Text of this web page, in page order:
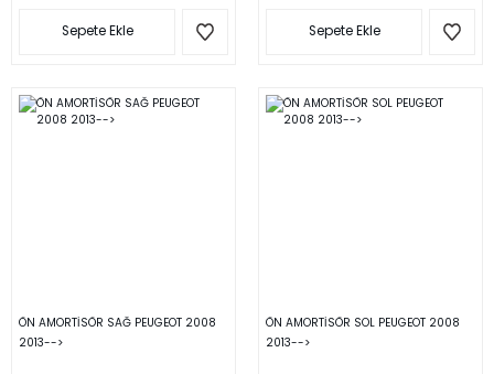
Sepete Ekle Sepete Ekle
ÖN AMORTİSÖR SAĞ PEUGEOT 2008
2013-->
ÖN AMORTİSÖR SOL PEUGEOT 2008
2013-->